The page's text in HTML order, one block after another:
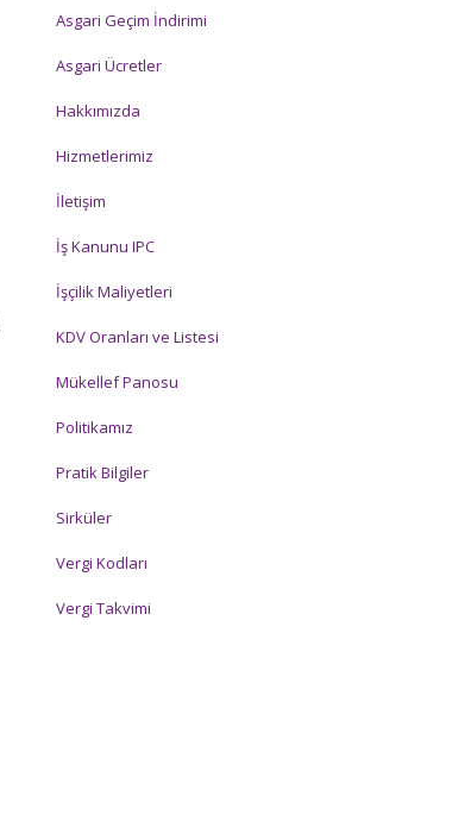
Asgari Geçim İndirimi
Asgari Ücretler
Hakkımızda
Hizmetlerimiz
İletişim
İş Kanunu IPC
İşçilik Maliyetleri
KDV Oranları ve Listesi
Mükellef Panosu
Politikamız
Pratik Bilgiler
Sirküler
Vergi Kodları
Vergi Takvimi